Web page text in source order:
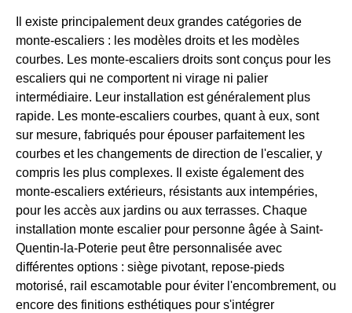
Il existe principalement deux grandes catégories de
monte-escaliers : les modèles droits et les modèles
courbes. Les monte-escaliers droits sont conçus pour les
escaliers qui ne comportent ni virage ni palier
intermédiaire. Leur installation est généralement plus
rapide. Les monte-escaliers courbes, quant à eux, sont
sur mesure, fabriqués pour épouser parfaitement les
courbes et les changements de direction de l'escalier, y
compris les plus complexes. Il existe également des
monte-escaliers extérieurs, résistants aux intempéries,
pour les accès aux jardins ou aux terrasses. Chaque
installation monte escalier pour personne âgée à Saint-
Quentin-la-Poterie peut être personnalisée avec
différentes options : siège pivotant, repose-pieds
motorisé, rail escamotable pour éviter l'encombrement, ou
encore des finitions esthétiques pour s'intégrer